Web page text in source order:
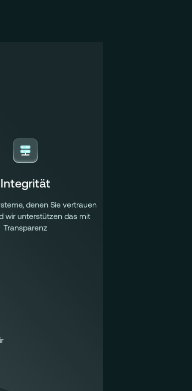
Integrität
denen Sie vertrauen
wir unterstützen das mit
Transparenz